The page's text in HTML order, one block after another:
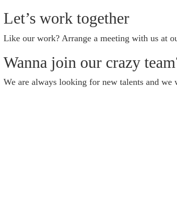
Let’s work together
Like our work? Arrange a meeting with us at
Wanna join our crazy
We are always looking for new talents and